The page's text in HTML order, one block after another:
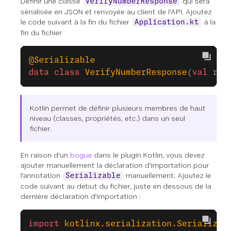
VerifyNumberResponse
sérialisée en JSON et renvoyée au client de l'API. Ajoutez
le code suivant à la fin du fichier
Application.kt
à la
fin du fichier
@Serializable
data class VerifyNumberResponse ( val
Kotlin permet de définir plusieurs membres de haut
niveau (classes, propriétés, etc.) dans un seul
fichier.
En raison d'un bogue dans le plugin Kotlin, vous devez
ajouter manuellement la déclaration d'importation pour
l'annotation
Serializable
manuellement. Ajoutez le
code suivant au début du fichier, juste en dessous de la
dernière déclaration d'importation :
import